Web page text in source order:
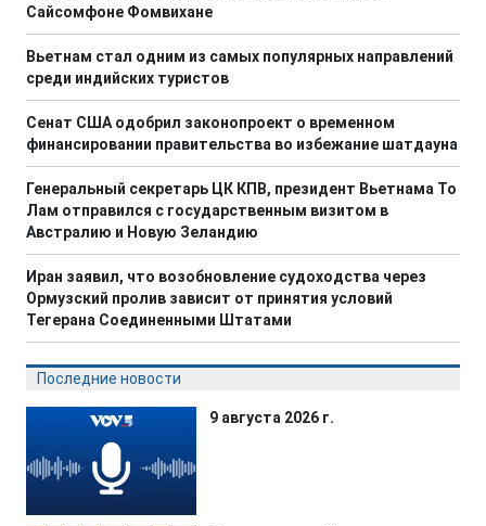
Сайсомфоне Фомвихане
Вьетнам стал одним из самых популярных направлений
среди индийских туристов
Сенат США одобрил законопроект о временном
финансировании правительства во избежание шатдауна
Генеральный секретарь ЦК КПВ, президент Вьетнама То
Лам отправился с государственным визитом в
Австралию и Новую Зеландию
Иран заявил, что возобновление судоходства через
Ормузский пролив зависит от принятия условий
Тегерана Соединенными Штатами
Последние новости
9 августа 2026 г.